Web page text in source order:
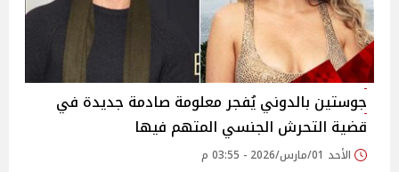
جوستين بالدوني يُفجر معلومة صادمة جديدة في
قضية التحرش الجنسي المتهم فيها
الأحد 01/مارس/2026 - 03:55 م